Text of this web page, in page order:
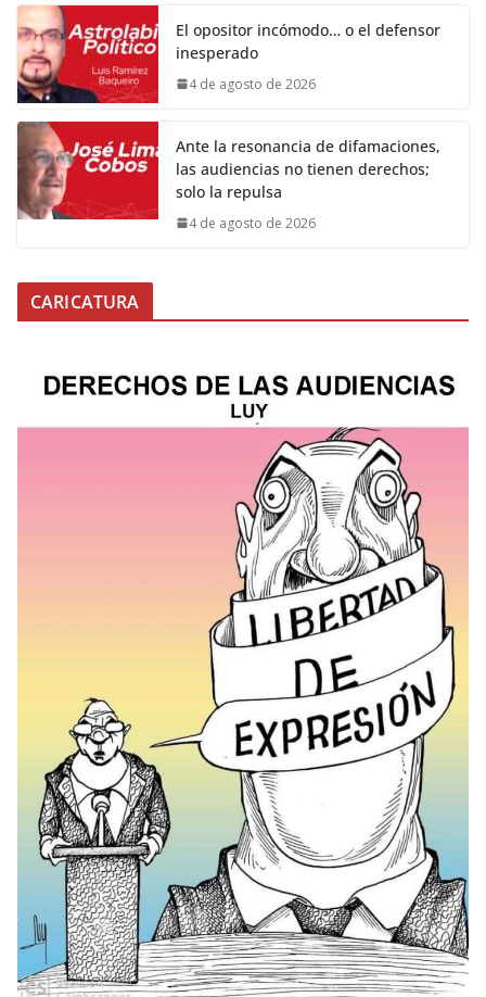
El opositor incómodo… o el defensor
inesperado
4 de agosto de 2026
Ante la resonancia de difamaciones,
las audiencias no tienen derechos;
solo la repulsa
4 de agosto de 2026
CARICATURA